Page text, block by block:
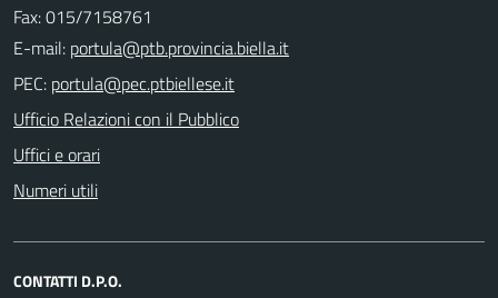
Fax: 015/7158761
E-mail:
PEC:
Ufficio Relazioni con il Pubblico
Uffici e orari
Numeri utili
CONTATTI D.P.O.